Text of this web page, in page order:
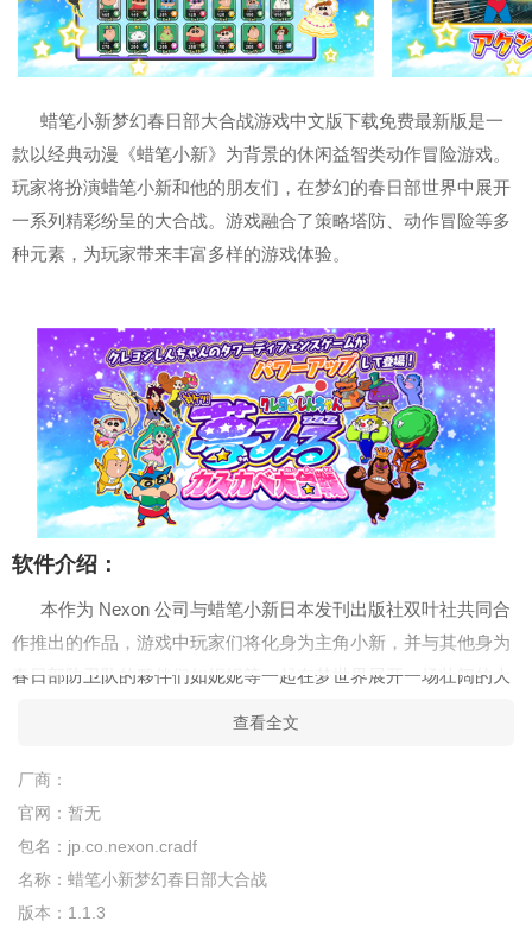
蜡笔小新梦幻春日部大合战游戏中文版下载免费最新版是一
款以经典动漫《蜡笔小新》为背景的休闲益智类动作冒险游戏。
玩家将扮演蜡笔小新和他的朋友们，在梦幻的春日部世界中展开
一系列精彩纷呈的大合战。游戏融合了策略塔防、动作冒险等多
种元素，为玩家带来丰富多样的游戏体验‌。
软件介绍：
本作为 Nexon 公司与蜡笔小新日本发刊出版社双叶社共同合
作推出的作品，游戏中玩家们将化身为主角小新，并与其他身为
春日部防卫队的夥伴们如妮妮等一起在梦世界展开一场壮阔的大
2、玩家需要控制蜡笔小新进行战斗，击败对手，最终获得胜
利。
查看全文
厂商：
官网： 暂无
包名： jp.co.nexon.cradf
名称： 蜡笔小新梦幻春日部大合战
版本： 1.1.3